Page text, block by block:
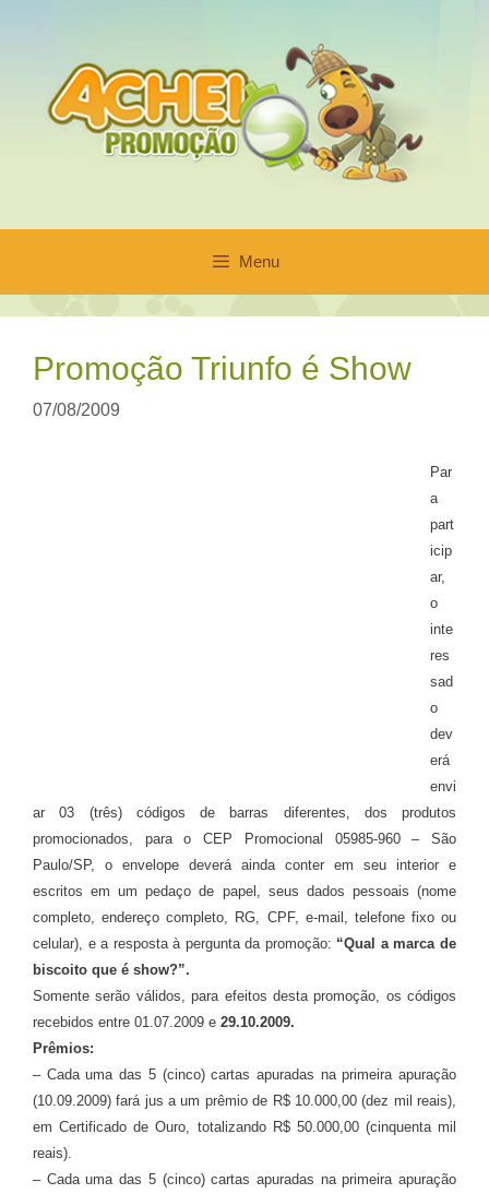
conteúdo
Menu
Promoção Triunfo é Show
07/08/2009
Par
a
part
icip
ar,
o
inte
res
sad
o
dev
erá
envi
ar 03 (três) códigos de barras diferentes, dos produtos
promocionados, para o CEP Promocional 05985-960 – São
Paulo/SP, o envelope deverá ainda conter em seu interior e
escritos em um pedaço de papel, seus dados pessoais (nome
completo, endereço completo, RG, CPF, e-mail, telefone fixo ou
celular), e a resposta à pergunta da promoção: “Qual a marca de
biscoito que é show?”.
Somente serão válidos, para efeitos desta promoção, os códigos
recebidos entre 01.07.2009 e 29.10.2009.
Prêmios:
– Cada uma das 5 (cinco) cartas apuradas na primeira apuração
(10.09.2009) fará jus a um prêmio de R$ 10.000,00 (dez mil reais),
em Certificado de Ouro, totalizando R$ 50.000,00 (cinquenta mil
reais).
– Cada uma das 5 (cinco) cartas apuradas na primeira apuração